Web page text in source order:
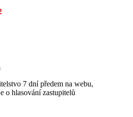
7 dní předem na webu,
o hlasování zastupitelů